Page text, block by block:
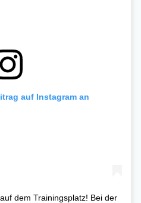
auf Instagram an
dem Trainingsplatz! Bei der